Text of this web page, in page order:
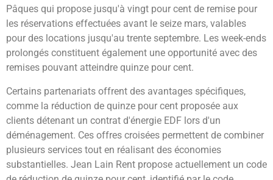
Pâques qui propose jusqu'à vingt pour cent de remise pour
les réservations effectuées avant le seize mars, valables
pour des locations jusqu'au trente septembre. Les week-ends
prolongés constituent également une opportunité avec des
remises pouvant atteindre quinze pour cent.
Certains partenariats offrent des avantages spécifiques,
comme la réduction de quinze pour cent proposée aux
clients détenant un contrat d'énergie EDF lors d'un
déménagement. Ces offres croisées permettent de combiner
plusieurs services tout en réalisant des économies
substantielles. Jean Lain Rent propose actuellement un code